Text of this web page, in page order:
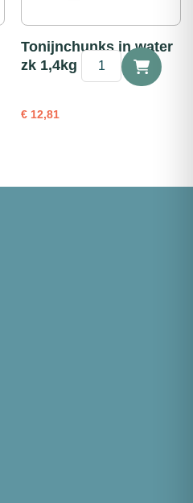
Tonijnchunks in water
zk 1,4kg
€ 12,81
Tonijnchunks